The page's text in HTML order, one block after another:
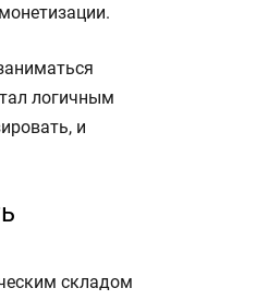
логичным
и
складом